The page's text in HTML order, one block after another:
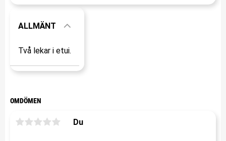
ALLMÄNT
Två lekar i etui.
OMDÖMEN
Du